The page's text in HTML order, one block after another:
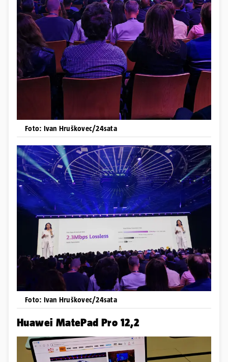
Foto: Ivan Hruškovec/24sata
Foto: Ivan Hruškovec/24sata
Huawei MatePad Pro 12,2